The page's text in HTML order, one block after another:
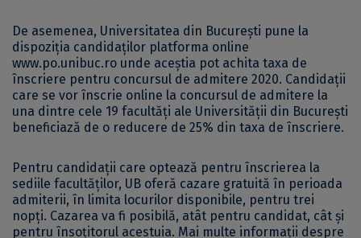
De asemenea, Universitatea din București pune la
dispoziția candidaților platforma online
www.po.unibuc.ro unde aceștia pot achita taxa de
înscriere pentru concursul de admitere 2020. Candidații
care se vor înscrie online la concursul de admitere la
una dintre cele 19 facultăți ale Universității din București
beneficiază de o reducere de 25% din taxa de înscriere.
Pentru candidații care optează pentru înscrierea la
sediile facultăților, UB oferă cazare gratuită în perioada
admiterii, în limita locurilor disponibile, pentru trei
nopți. Cazarea va fi posibilă, atât pentru candidat, cât şi
pentru însoţitorul acestuia. Mai multe informații despre